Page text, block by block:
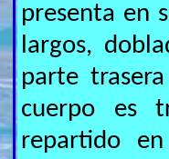
presenta en
largos,
parte
cuerpo es
repartido